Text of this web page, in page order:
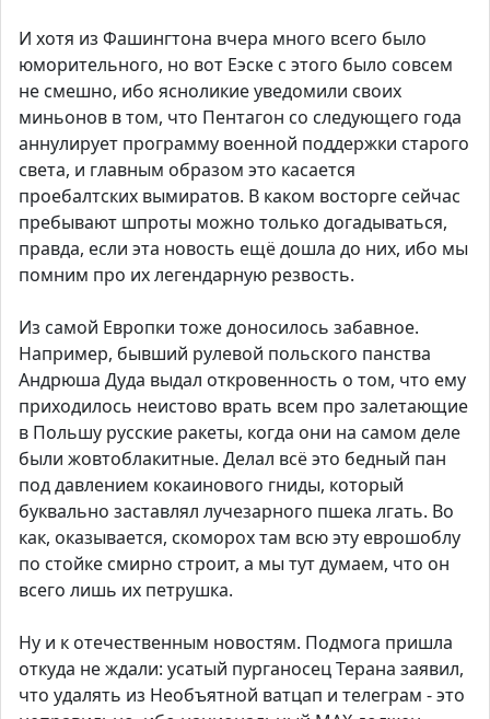
И хотя из Фашингтона вчера много всего было
юморительного, но вот Еэске с этого было совсем
не смешно, ибо ясноликие уведомили своих
миньонов в том, что Пентагон со следующего года
аннулирует программу военной поддержки старого
света, и главным образом это касается
проебалтских вымиратов. В каком восторге сейчас
пребывают шпроты можно только догадываться,
правда, если эта новость ещё дошла до них, ибо мы
помним про их легендарную резвость.
Из самой Европки тоже доносилось забавное.
Например, бывший рулевой польского панства
Андрюша Дуда выдал откровенность о том, что ему
приходилось неистово врать всем про залетающие
в Польшу русские ракеты, когда они на самом деле
были жовтоблакитные. Делал всё это бедный пан
под давлением кокаинового гниды, который
буквально заставлял лучезарного пшека лгать. Во
как, оказывается, скоморох там всю эту еврошоблу
по стойке смирно строит, а мы тут думаем, что он
всего лишь их петрушка.
Ну и к отечественным новостям. Подмога пришла
откуда не ждали: усатый пурганосец Терана заявил,
что удалять из Необъятной ватцап и телеграм - это